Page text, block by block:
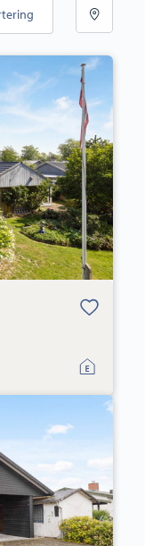
Bolig er gemt
under dine